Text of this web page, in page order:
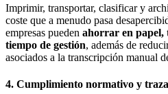
Imprimir, transportar, clasificar y
coste que a menudo pasa
empresas pueden ahorrar en papel,
tiempo de gestión, además de
asociados a la transcripción manual
4. Cumplimiento normativo y